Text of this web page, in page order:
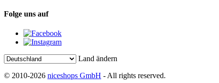
Folge uns auf
Land ändern
© 2010-2026 niceshops GmbH - All rights reserved.